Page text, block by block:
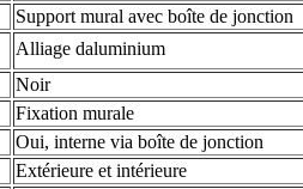
Support mural avec boîte de jonction
Alliage daluminium
Noir
Fixation murale
Oui, interne via boîte de jonction
Extérieure et intérieure